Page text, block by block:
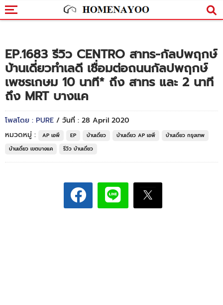
EP.1683 รีวิว CENTRO สาทร-กัลปพฤกษ์
บ้านเดี่ยวทำเลดี เชื่อมต่อถนนกัลปพฤกษ์
เพชรเกษม 10 นาที* ถึง สาทร และ 2 นาที
ถึง MRT บางแค
โพสโดย : PURE / วันที่ : 28 April 2020
หมวดหมู่ :
AP เอพี EP บ้านเดี่ยว บ้านเดี่ยว AP เอพี
บ้านเดี่ยว กรุงเทพ
บ้านเดี่ยว เขตบางแค
รีวิว บ้านเดี่ยว